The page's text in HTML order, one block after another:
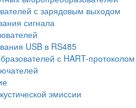
с зарядовым выходом
сигнала
USB в RS485
с HART-протоколом
эмиссии